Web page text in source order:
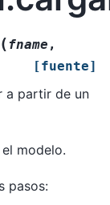
(fname ,
[fuente]
a partir de un
modelo.
pasos: